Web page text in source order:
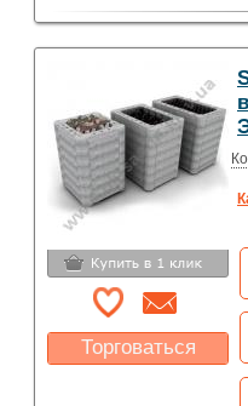
100 град.)
Тип кожуха: Классика
Торговаться